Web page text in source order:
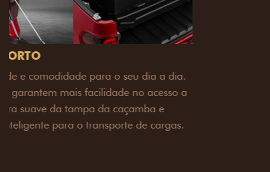
PACK OFF-ROAD
Prepare sua picape para qualquer desafio. O Pack
off-road combina engate de reboque para até 3,5
toneladas, alargadores de para-lamas e overbumper,
oferecendo mais capacidade de reboque, proteção